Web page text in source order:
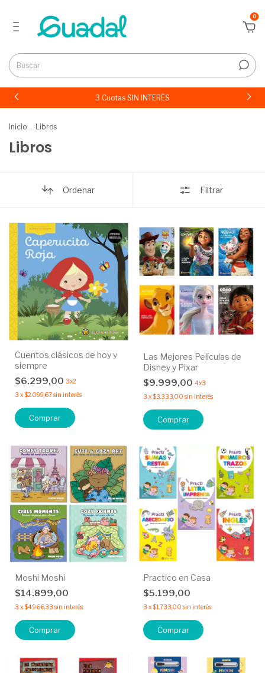
0
3 Cuotas SIN INTERÉS
Inicio . Libros
Libros
Ordenar Filtrar
Cuentos clásicos de hoy y
siempre
$6.299,00 3x2
3 x$2.099,67sin interés
Comprar
Las Mejores Películas de
Disney y Pixar
$9.999,00 4x3
3 x$3.333,00 sin interés
Comprar
Moshi Moshi
$14.899,00
3 x$4.966,33 sin interés
Comprar
Practico en Casa
$5.199,00
3 x$1.733,00 sin interés
Comprar